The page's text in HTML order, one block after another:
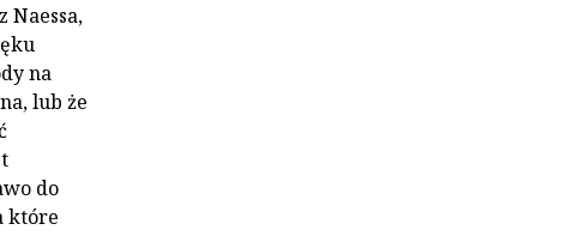
Naessa,
na
lub że
do
które